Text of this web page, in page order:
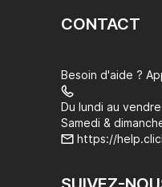
CONTACT
Besoin d'aide ?
Du lundi au
Samedi &
https://